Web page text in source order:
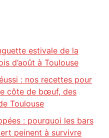
estivale de la
d’août à Toulouse
: nos recettes pour
côte de bœuf, des
Toulouse
: pourquoi les bars
peinent à survivre